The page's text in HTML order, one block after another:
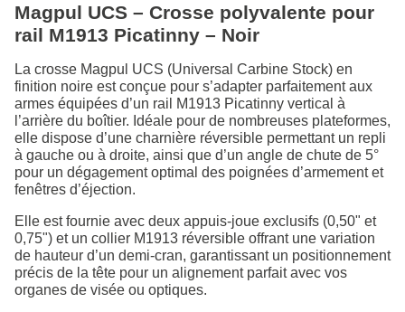
Magpul UCS – Crosse polyvalente pour
rail M1913 Picatinny – Noir
La crosse Magpul UCS (Universal Carbine Stock) en
finition noire est conçue pour s’adapter parfaitement aux
armes équipées d’un rail M1913 Picatinny vertical à
l’arrière du boîtier. Idéale pour de nombreuses plateformes,
elle dispose d’une charnière réversible permettant un repli
à gauche ou à droite, ainsi que d’un angle de chute de 5°
pour un dégagement optimal des poignées d’armement et
fenêtres d’éjection.
Elle est fournie avec deux appuis-joue exclusifs (0,50" et
0,75") et un collier M1913 réversible offrant une variation
de hauteur d’un demi-cran, garantissant un positionnement
précis de la tête pour un alignement parfait avec vos
organes de visée ou optiques.